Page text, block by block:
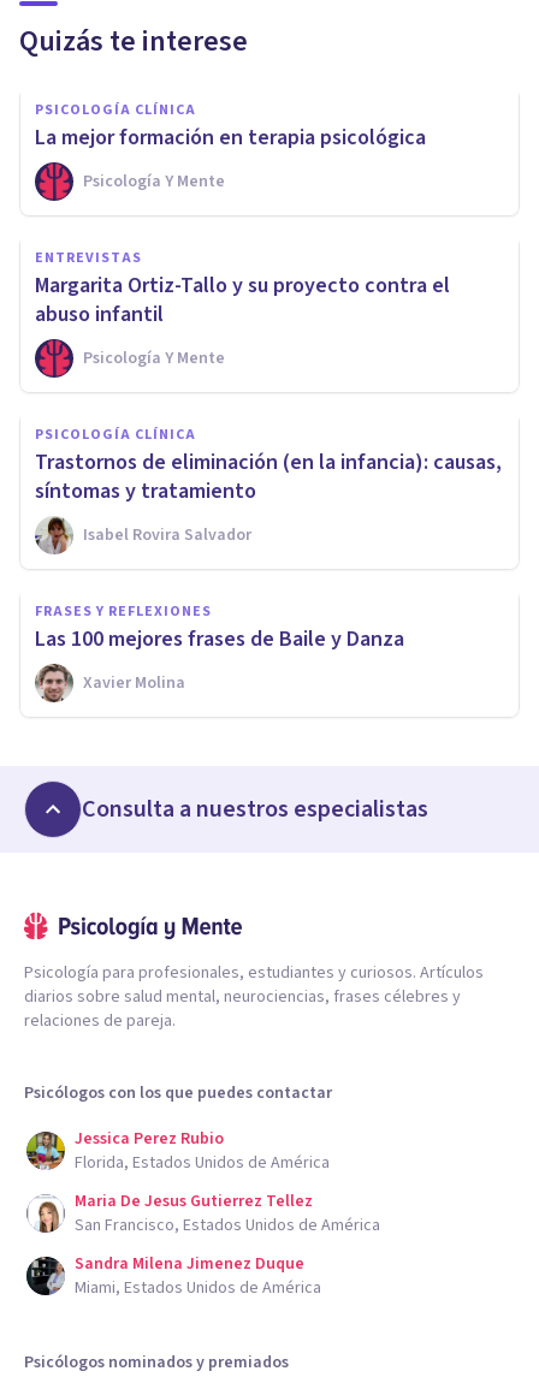
Quizás te interese
PSICOLOGÍA CLÍNICA
La mejor formación en terapia psicológica
Psicología Y Mente
ENTREVISTAS
Margarita Ortiz-Tallo y su proyecto contra el
abuso infantil
Psicología Y Mente
PSICOLOGÍA CLÍNICA
Trastornos de eliminación (en la infancia): causas,
síntomas y tratamiento
Isabel Rovira Salvador
FRASES Y REFLEXIONES
Las 100 mejores frases de Baile y Danza
Xavier Molina
Consulta a nuestros especialistas
Psicología para profesionales, estudiantes y curiosos. Artículos
diarios sobre salud mental, neurociencias, frases célebres y
relaciones de pareja.
Psicólogos con los que puedes contactar
Jessica Perez Rubio
Florida, Estados Unidos de América
Maria De Jesus Gutierrez Tellez
San Francisco, Estados Unidos de América
Sandra Milena Jimenez Duque
Miami, Estados Unidos de América
Psicólogos nominados y premiados